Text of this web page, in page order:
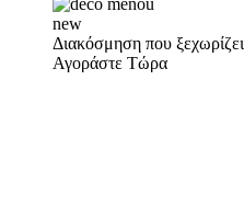
new
Διακόσμηση που ξεχωρίζει
Αγοράστε Τώρα